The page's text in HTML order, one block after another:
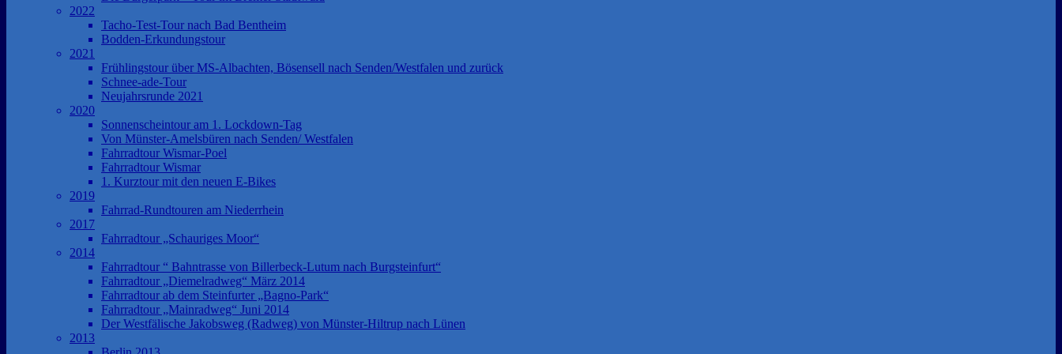
2022
Tacho-Test-Tour nach Bad Bentheim
Bodden-Erkundungstour
2021
Frühlingstour über MS-Albachten, Bösensell nach Senden/Westfalen und zurück
Schnee-ade-Tour
Neujahrsrunde 2021
2020
Sonnenscheintour am 1. Lockdown-Tag
Von Münster-Amelsbüren nach Senden/ Westfalen
Fahrradtour Wismar-Poel
Fahrradtour Wismar
1. Kurztour mit den neuen E-Bikes
2019
Fahrrad-Rundtouren am Niederrhein
2017
Fahrradtour „Schauriges Moor“
2014
Fahrradtour “ Bahntrasse von Billerbeck-Lutum nach Burgsteinfurt“
Fahrradtour „Diemelradweg“ März 2014
Fahrradtour ab dem Steinfurter „Bagno-Park“
Fahrradtour „Mainradweg“ Juni 2014
Der Westfälische Jakobsweg (Radweg) von Münster-Hiltrup nach Lünen
2013